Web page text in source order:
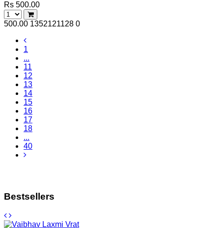
Rs 500.00
500.00 1352121128 0
1
...
11
12
13
14
15
16
17
18
...
40
Bestsellers